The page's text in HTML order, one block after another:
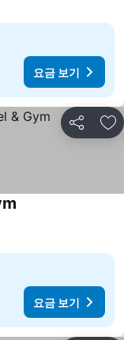
요금 보기
공유 즐
요금 보기